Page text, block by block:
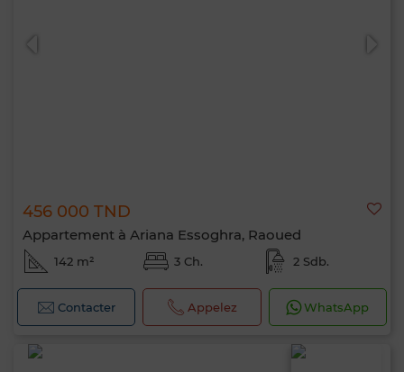
456 000 TND
Appartement à Ariana Essoghra, Raoued
142 m² 3 Ch. 2 Sdb.
Contacter Appelez WhatsApp